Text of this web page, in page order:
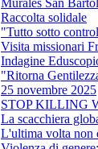
Murales San
Raccolta solidale
"Tutto sotto
Visita missionari
Indagine
"Ritorna
25 novembre 2025
STOP KILLING
La scacchiera
L'ultima volta non